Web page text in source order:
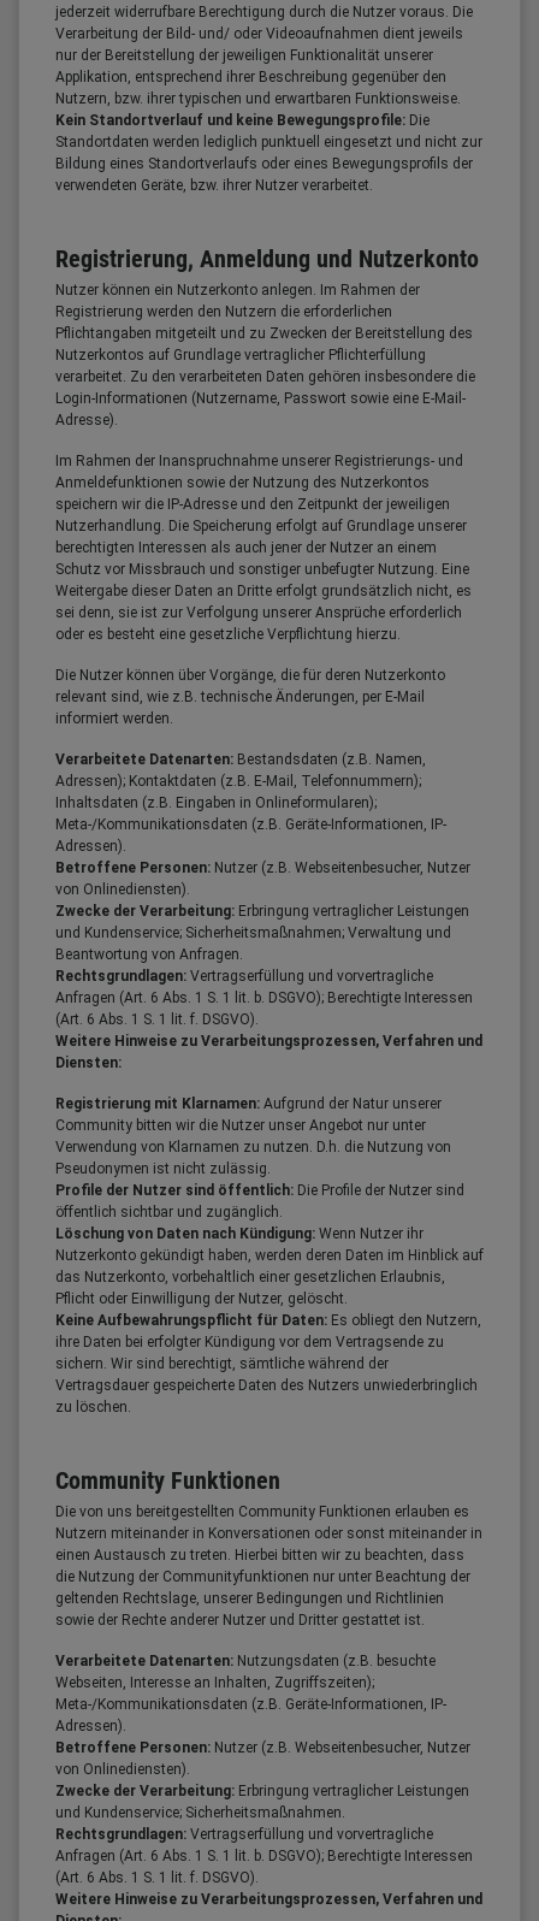
jederzeit widerrufbare Berechtigung durch die Nutzer voraus. Die
Verarbeitung der Bild- und/ oder Videoaufnahmen dient jeweils
nur der Bereitstellung der jeweiligen Funktionalität unserer
Applikation, entsprechend ihrer Beschreibung gegenüber den
Nutzern, bzw. ihrer typischen und erwartbaren Funktionsweise.
Kein Standortverlauf und keine Bewegungsprofile: Die
Standortdaten werden lediglich punktuell eingesetzt und nicht zur
Bildung eines Standortverlaufs oder eines Bewegungsprofils der
verwendeten Geräte, bzw. ihrer Nutzer verarbeitet.
Registrierung, Anmeldung und Nutzerkonto
Nutzer können ein Nutzerkonto anlegen. Im Rahmen der
Registrierung werden den Nutzern die erforderlichen
Pflichtangaben mitgeteilt und zu Zwecken der Bereitstellung des
Nutzerkontos auf Grundlage vertraglicher Pflichterfüllung
verarbeitet. Zu den verarbeiteten Daten gehören insbesondere die
Login-Informationen (Nutzername, Passwort sowie eine E-Mail-
Adresse).
Im Rahmen der Inanspruchnahme unserer Registrierungs- und
Anmeldefunktionen sowie der Nutzung des Nutzerkontos
speichern wir die IP-Adresse und den Zeitpunkt der jeweiligen
Nutzerhandlung. Die Speicherung erfolgt auf Grundlage unserer
berechtigten Interessen als auch jener der Nutzer an einem
Schutz vor Missbrauch und sonstiger unbefugter Nutzung. Eine
Weitergabe dieser Daten an Dritte erfolgt grundsätzlich nicht, es
sei denn, sie ist zur Verfolgung unserer Ansprüche erforderlich
oder es besteht eine gesetzliche Verpflichtung hierzu.
Die Nutzer können über Vorgänge, die für deren Nutzerkonto
relevant sind, wie z.B. technische Änderungen, per E-Mail
informiert werden.
Verarbeitete Datenarten: Bestandsdaten (z.B. Namen,
Adressen); Kontaktdaten (z.B. E-Mail, Telefonnummern);
Inhaltsdaten (z.B. Eingaben in Onlineformularen);
Meta-/Kommunikationsdaten (z.B. Geräte-Informationen, IP-
Adressen).
Betroffene Personen: Nutzer (z.B. Webseitenbesucher, Nutzer
von Onlinediensten).
Zwecke der Verarbeitung: Erbringung vertraglicher Leistungen
und Kundenservice; Sicherheitsmaßnahmen; Verwaltung und
Beantwortung von Anfragen.
Rechtsgrundlagen: Vertragserfüllung und vorvertragliche
Anfragen (Art. 6 Abs. 1 S. 1 lit. b. DSGVO); Berechtigte Interessen
(Art. 6 Abs. 1 S. 1 lit. f. DSGVO).
Weitere Hinweise zu Verarbeitungsprozessen, Verfahren und
Diensten:
Registrierung mit Klarnamen: Aufgrund der Natur unserer
Community bitten wir die Nutzer unser Angebot nur unter
Verwendung von Klarnamen zu nutzen. D.h. die Nutzung von
Pseudonymen ist nicht zulässig.
Profile der Nutzer sind öffentlich: Die Profile der Nutzer sind
öffentlich sichtbar und zugänglich.
Löschung von Daten nach Kündigung: Wenn Nutzer ihr
Nutzerkonto gekündigt haben, werden deren Daten im Hinblick auf
das Nutzerkonto, vorbehaltlich einer gesetzlichen Erlaubnis,
Pflicht oder Einwilligung der Nutzer, gelöscht.
Keine Aufbewahrungspflicht für Daten: Es obliegt den Nutzern,
ihre Daten bei erfolgter Kündigung vor dem Vertragsende zu
sichern. Wir sind berechtigt, sämtliche während der
Vertragsdauer gespeicherte Daten des Nutzers unwiederbringlich
zu löschen.
Community Funktionen
Die von uns bereitgestellten Community Funktionen erlauben es
Nutzern miteinander in Konversationen oder sonst miteinander in
einen Austausch zu treten. Hierbei bitten wir zu beachten, dass
die Nutzung der Communityfunktionen nur unter Beachtung der
geltenden Rechtslage, unserer Bedingungen und Richtlinien
sowie der Rechte anderer Nutzer und Dritter gestattet ist.
Verarbeitete Datenarten: Nutzungsdaten (z.B. besuchte
Webseiten, Interesse an Inhalten, Zugriffszeiten);
Meta-/Kommunikationsdaten (z.B. Geräte-Informationen, IP-
Adressen).
Betroffene Personen: Nutzer (z.B. Webseitenbesucher, Nutzer
von Onlinediensten).
Zwecke der Verarbeitung: Erbringung vertraglicher Leistungen
und Kundenservice; Sicherheitsmaßnahmen.
Rechtsgrundlagen: Vertragserfüllung und vorvertragliche
Anfragen (Art. 6 Abs. 1 S. 1 lit. b. DSGVO); Berechtigte Interessen
(Art. 6 Abs. 1 S. 1 lit. f. DSGVO).
Weitere Hinweise zu Verarbeitungsprozessen, Verfahren und